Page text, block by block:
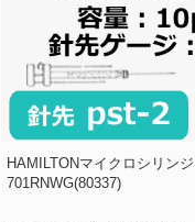
HAMILTONマイクロシリンジ
701RNWG(80337)